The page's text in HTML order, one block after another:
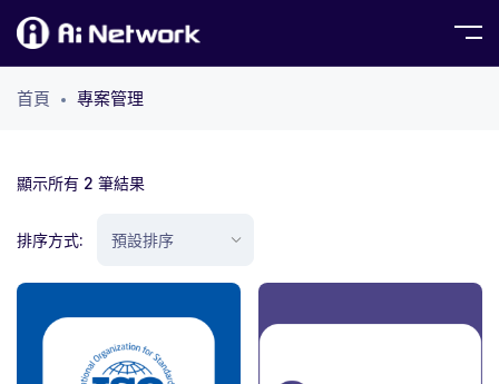
首頁 專案管理
顯示所有 2 筆結果
排序方式: